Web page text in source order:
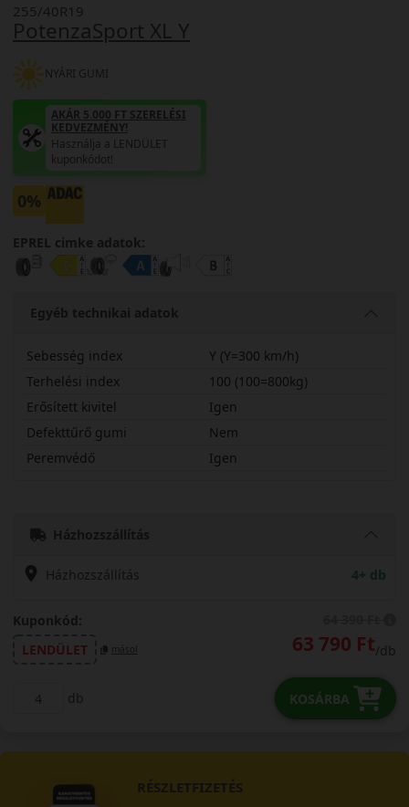
PotenzaSport XL Y
255/40R19
NYÁRI GUMI
AKÁR 5.000 FT SZERELÉSI
KEDVEZMÉNY!
Használja a LENDÜLET
kuponkódot!
0%
EPREL cimke adatok:
Egyéb technikai adatok
Sebesség index
Y (Y=300 km/h)
Terhelési index
100 (100=800kg)
Erősített kivitel
Igen
Defekttűrő gumi
Nem
Peremvédő
Igen
Házhozszállítás
Házhozszállítás 4+ db
Kuponkód:
LENDÜLET
másol 63 790 Ft/db
db KOSÁRBA
RÉSZLETFIZETÉS